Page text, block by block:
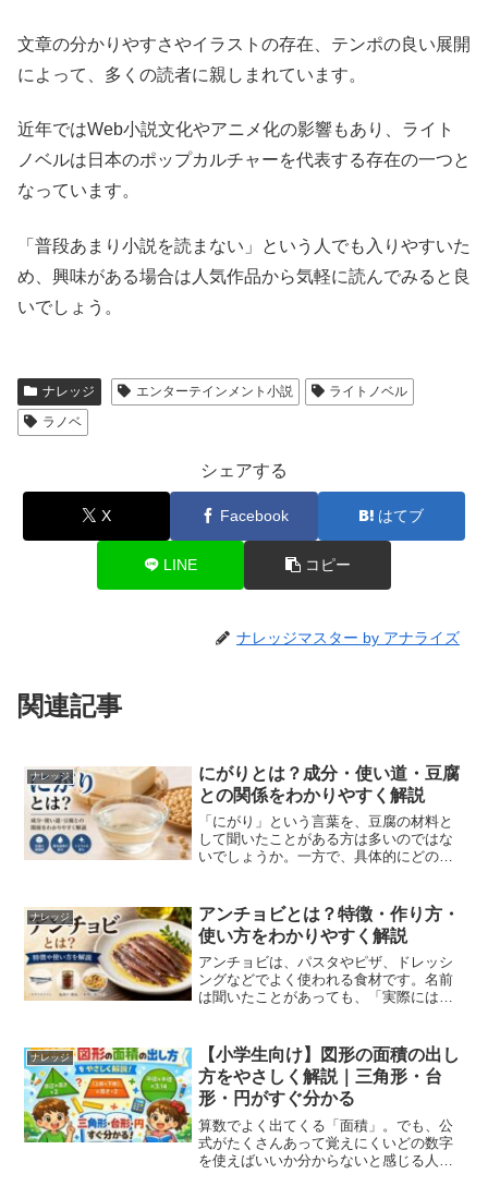
文章の分かりやすさやイラストの存在、テンポの良い展開
によって、多くの読者に親しまれています。
近年ではWeb小説文化やアニメ化の影響もあり、ライト
ノベルは日本のポップカルチャーを代表する存在の一つと
なっています。
「普段あまり小説を読まない」という人でも入りやすいた
め、興味がある場合は人気作品から気軽に読んでみると良
いでしょう。
ナレッジ エンターテインメント小説
ライトノベル
ラノベ
シェアする
X Facebook はてブ
LINE コピー
ナレッジマスター by アナライズ
関連記事
ナレッジ
にがりとは？成分・使い道・豆腐
との関係をわかりやすく解説
「にがり」という言葉を、豆腐の材料と
して聞いたことがある方は多いのではな
いでしょうか。一方で、具体的にどのよ
しれません。にがりは、食品づくりにお
いて重要な役割を持つ素材...
ナレッジ
アンチョビとは？特徴・作り方・
使い方をわかりやすく解説
アンチョビは、パスタやピザ、ドレッシ
ングなどでよく使われる食材です。名前
は聞いたことがあっても、「実際には何
い旨味を持つアンチョビは、料理の味に
深みを加える“隠し味”と...
ナレッジ
【小学生向け】図形の面積の出し
方をやさしく解説｜三角形・台
形・円がすぐ分かる
算数でよく出てくる「面積」。でも、公
式がたくさんあって覚えにくいどの数字
を使えばいいか分からないと感じる人も